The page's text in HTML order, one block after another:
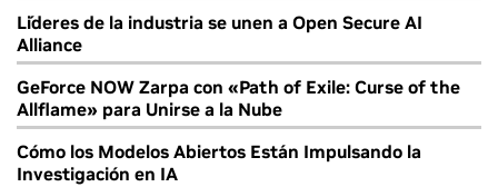
Líderes de la industria se unen a Open Secure AI
Alliance
GeForce NOW Zarpa con «Path of Exile: Curse of the
Allflame» para Unirse a la Nube
Cómo los Modelos Abiertos Están Impulsando la
Investigación en IA